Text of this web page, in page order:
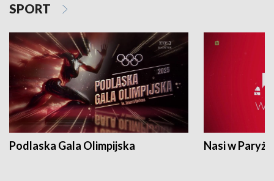
SPORT
Podlaska Gala Olimpijska Nasi w Paryżu